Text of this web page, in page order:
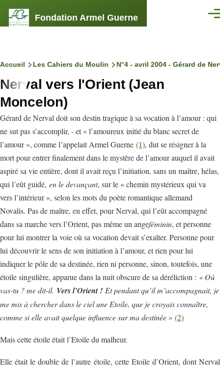
Fondation Armel Guerne
Fil
d'Ariane
Accueil Les Cahiers du Moulin N°4 - avril 2004 - Gérard de
Nerval vers l'Orient (Jean
Moncelon)
Gérard de Nerval doit son destin tragique à sa vocation à l’amour : qui
ne sut pas s’accomplir, - et « l’amoureux initié du blanc secret de
l’amour », comme l’appelait Armel Guerne (1), dut se résigner à la
mort pour entrer finalement dans le mystère de l’amour auquel il avait
aspiré sa vie entière, dont il avait reçu l’initiation, sans un maître, hélas,
qui l’eût guidé, en le devançant, sur le « chemin mystérieux qui va
vers l’intérieur », selon les mots du poète romantique allemand
Novalis. Pas de maître, en effet, pour Nerval, qui l’eût accompagné
dans sa marche vers l’Orient, pas même un angeféminin, et personne
pour lui montrer la voie où sa vocation devait s’exalter. Personne pour
lui découvrir le sens de son initiation à l’amour, et rien pour lui
indiquer le pôle de sa destinée, rien ni personne, sinon, toutefois, une
étoile singulière, apparue dans la nuit obscure de sa déréliction : « Où
vas-tu ? me dit-il. Vers l’Orient ! Et pendant qu’il m’accompagnait, je
me mis à chercher dans le ciel une Etoile, que je croyais connaître,
comme si elle avait quelque influence sur ma destinée » (2)
Mais cette étoile était l’Etoile du malheur.
Elle était le double de l’autre étoile, cette Etoile d’Orient, dont Nerval